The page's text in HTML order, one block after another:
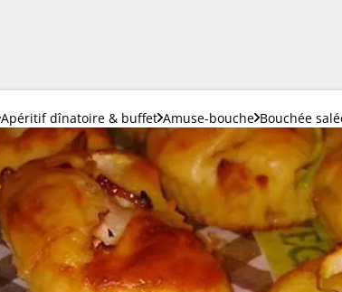
Apéritif dînatoire & buffet Amuse-bouche Bouchée